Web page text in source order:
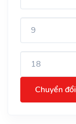
Chuyển đổi